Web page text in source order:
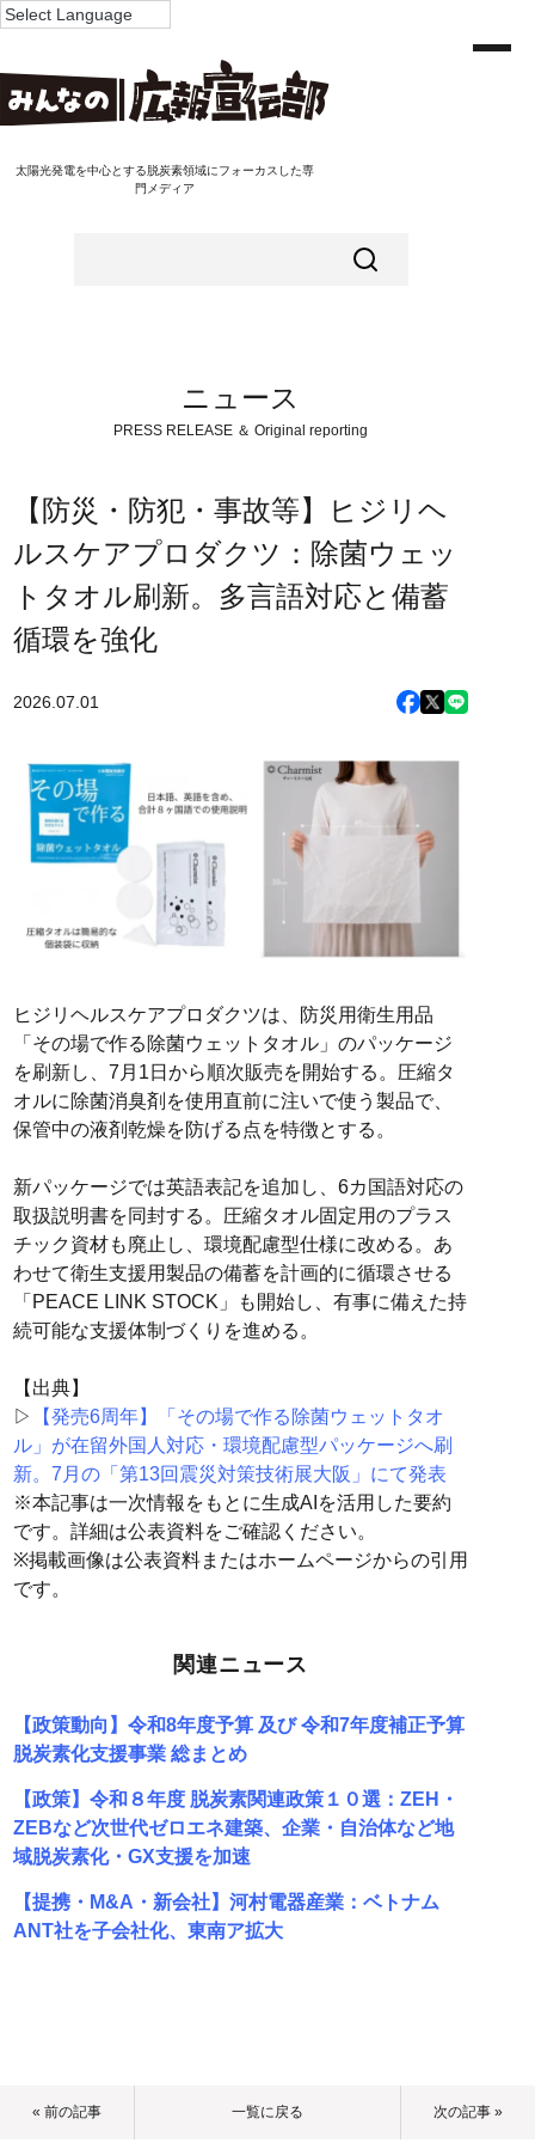
太陽光発電を中心とする脱炭素領域にフォーカスした専
門メディア
ニュース
PRESS RELEASE ＆ Original reporting
【防災・防犯・事故等】ヒジリヘ
ルスケアプロダクツ：除菌ウェッ
トタオル刷新。多言語対応と備蓄
循環を強化
2026.07.01
ヒジリヘルスケアプロダクツは、防災用衛生用品
「その場で作る除菌ウェットタオル」のパッケージ
を刷新し、7月1日から順次販売を開始する。圧縮タ
オルに除菌消臭剤を使用直前に注いで使う製品で、
保管中の液剤乾燥を防げる点を特徴とする。
新パッケージでは英語表記を追加し、6カ国語対応の
取扱説明書を同封する。圧縮タオル固定用のプラス
チック資材も廃止し、環境配慮型仕様に改める。あ
わせて衛生支援用製品の備蓄を計画的に循環させる
「PEACE LINK STOCK」も開始し、有事に備えた持
続可能な支援体制づくりを進める。
【出典】
▷
【発売6周年】「その場で作る除菌ウェットタオ
ル」が在留外国人対応・環境配慮型パッケージへ刷
新。7月の「第13回震災対策技術展大阪」にて発表
※本記事は一次情報をもとに生成AIを活用した要約
です。詳細は公表資料をご確認ください。
※掲載画像は公表資料またはホームページからの引用
です。
関連ニュース
【政策動向】令和8年度予算 及び 令和7年度補正予算
脱炭素化支援事業 総まとめ
【政策】令和８年度 脱炭素関連政策１０選：ZEH・
ZEBなど次世代ゼロエネ建築、企業・自治体など地
域脱炭素化・GX支援を加速
【提携・M&A・新会社】河村電器産業：ベトナム
ANT社を子会社化、東南ア拡大
« 前の記事 一覧に戻る 次の記事 »